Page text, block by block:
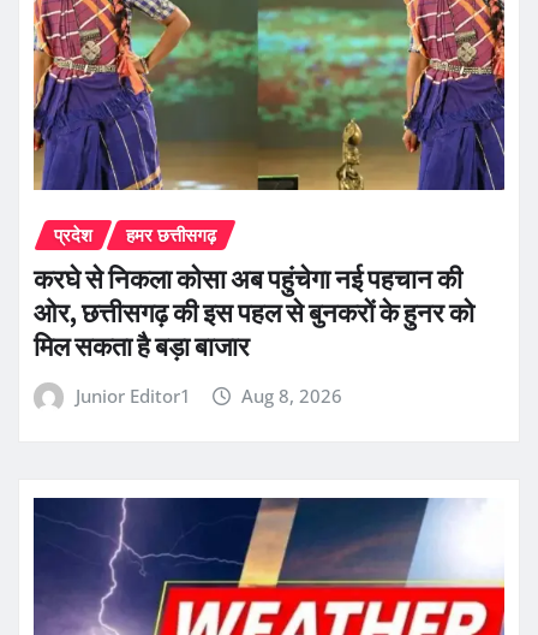
प्रदेश हमर छत्तीसगढ़
करघे से निकला कोसा अब पहुंचेगा नई पहचान की
ओर, छत्तीसगढ़ की इस पहल से बुनकरों के हुनर को
मिल सकता है बड़ा बाजार
Junior Editor1 Aug 8, 2026